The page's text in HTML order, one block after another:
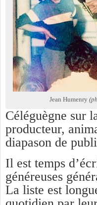
Jean Humenry
Céléguègne sur
producteur,
diapason de
Il est temps
généreuses
La liste est